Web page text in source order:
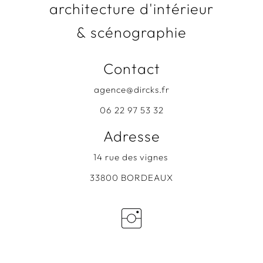
architecture d'intérieur
& scénographie
Contact
agence@dircks.fr
06 22 97 53 32
Adresse
14 rue des vignes
33800 BORDEAUX